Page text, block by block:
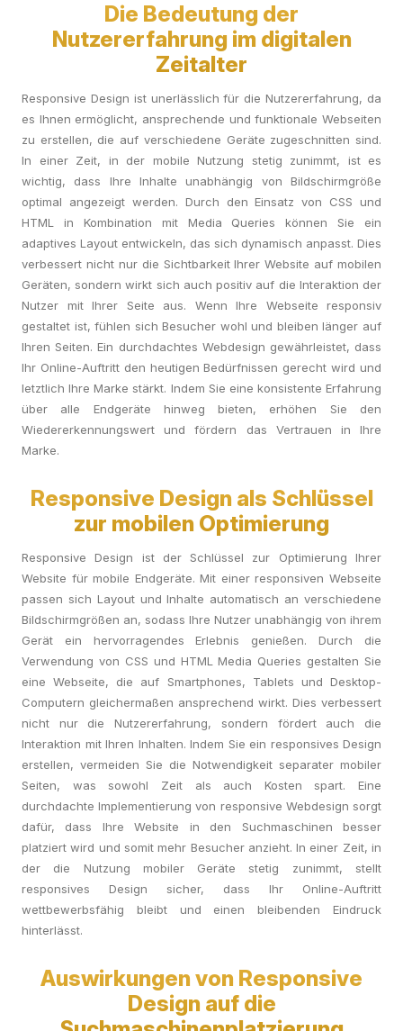
Die Bedeutung der
Nutzererfahrung im digitalen
Zeitalter
Responsive Design ist unerlässlich für die Nutzererfahrung, da
es Ihnen ermöglicht, ansprechende und funktionale Webseiten
zu erstellen, die auf verschiedene Geräte zugeschnitten sind.
In einer Zeit, in der mobile Nutzung stetig zunimmt, ist es
wichtig, dass Ihre Inhalte unabhängig von Bildschirmgröße
optimal angezeigt werden. Durch den Einsatz von CSS und
HTML in Kombination mit Media Queries können Sie ein
adaptives Layout entwickeln, das sich dynamisch anpasst. Dies
verbessert nicht nur die Sichtbarkeit Ihrer Website auf mobilen
Geräten, sondern wirkt sich auch positiv auf die Interaktion der
Nutzer mit Ihrer Seite aus. Wenn Ihre Webseite responsiv
gestaltet ist, fühlen sich Besucher wohl und bleiben länger auf
Ihren Seiten. Ein durchdachtes Webdesign gewährleistet, dass
Ihr Online-Auftritt den heutigen Bedürfnissen gerecht wird und
letztlich Ihre Marke stärkt. Indem Sie eine konsistente Erfahrung
über alle Endgeräte hinweg bieten, erhöhen Sie den
Wiedererkennungswert und fördern das Vertrauen in Ihre
Marke.
Responsive Design als Schlüssel
zur mobilen Optimierung
Responsive Design ist der Schlüssel zur Optimierung Ihrer
Website für mobile Endgeräte. Mit einer responsiven Webseite
passen sich Layout und Inhalte automatisch an verschiedene
Bildschirmgrößen an, sodass Ihre Nutzer unabhängig von ihrem
Gerät ein hervorragendes Erlebnis genießen. Durch die
Verwendung von CSS und HTML Media Queries gestalten Sie
eine Webseite, die auf Smartphones, Tablets und Desktop-
Computern gleichermaßen ansprechend wirkt. Dies verbessert
nicht nur die Nutzererfahrung, sondern fördert auch die
Interaktion mit Ihren Inhalten. Indem Sie ein responsives Design
erstellen, vermeiden Sie die Notwendigkeit separater mobiler
Seiten, was sowohl Zeit als auch Kosten spart. Eine
durchdachte Implementierung von responsive Webdesign sorgt
dafür, dass Ihre Website in den Suchmaschinen besser
platziert wird und somit mehr Besucher anzieht. In einer Zeit, in
der die Nutzung mobiler Geräte stetig zunimmt, stellt
responsives Design sicher, dass Ihr Online-Auftritt
wettbewerbsfähig bleibt und einen bleibenden Eindruck
hinterlässt.
Auswirkungen von Responsive
Design auf die